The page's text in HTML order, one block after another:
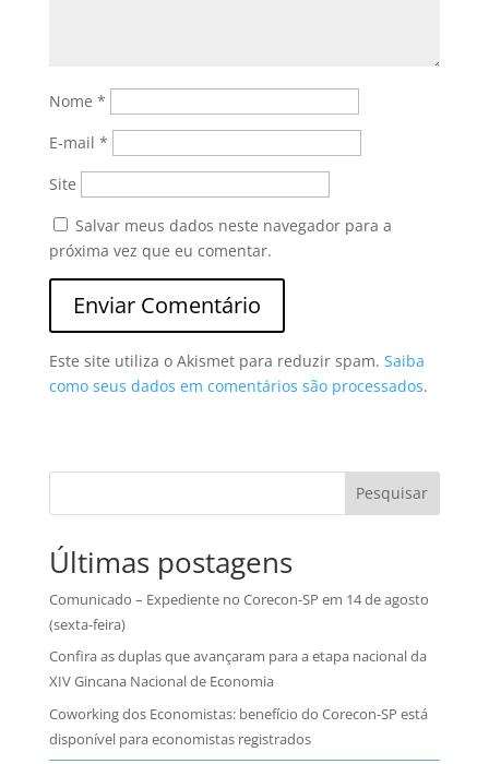
Nome *
E-mail *
Site
Salvar meus dados neste navegador para a
próxima vez que eu comentar.
Este site utiliza o Akismet para reduzir spam. Saiba
como seus dados em comentários são processados.
Pesquisar
Últimas postagens
Comunicado – Expediente no Corecon-SP em 14 de agosto
(sexta-feira)
Confira as duplas que avançaram para a etapa nacional da
XIV Gincana Nacional de Economia
Coworking dos Economistas: benefício do Corecon-SP está
disponível para economistas registrados